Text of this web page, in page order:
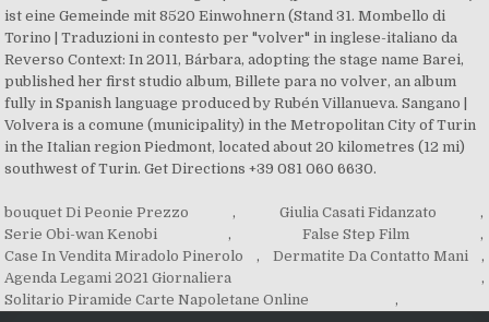
bouquet Di Peonie Prezzo , Giulia Casati Fidanzato
,
Serie Obi-wan Kenobi
, False Step Film
,
Case In Vendita Miradolo Pinerolo
, Dermatite Da Contatto Mani
,
Agenda Legami 2021 Giornaliera
,
Solitario Piramide Carte Napoletane Online
,